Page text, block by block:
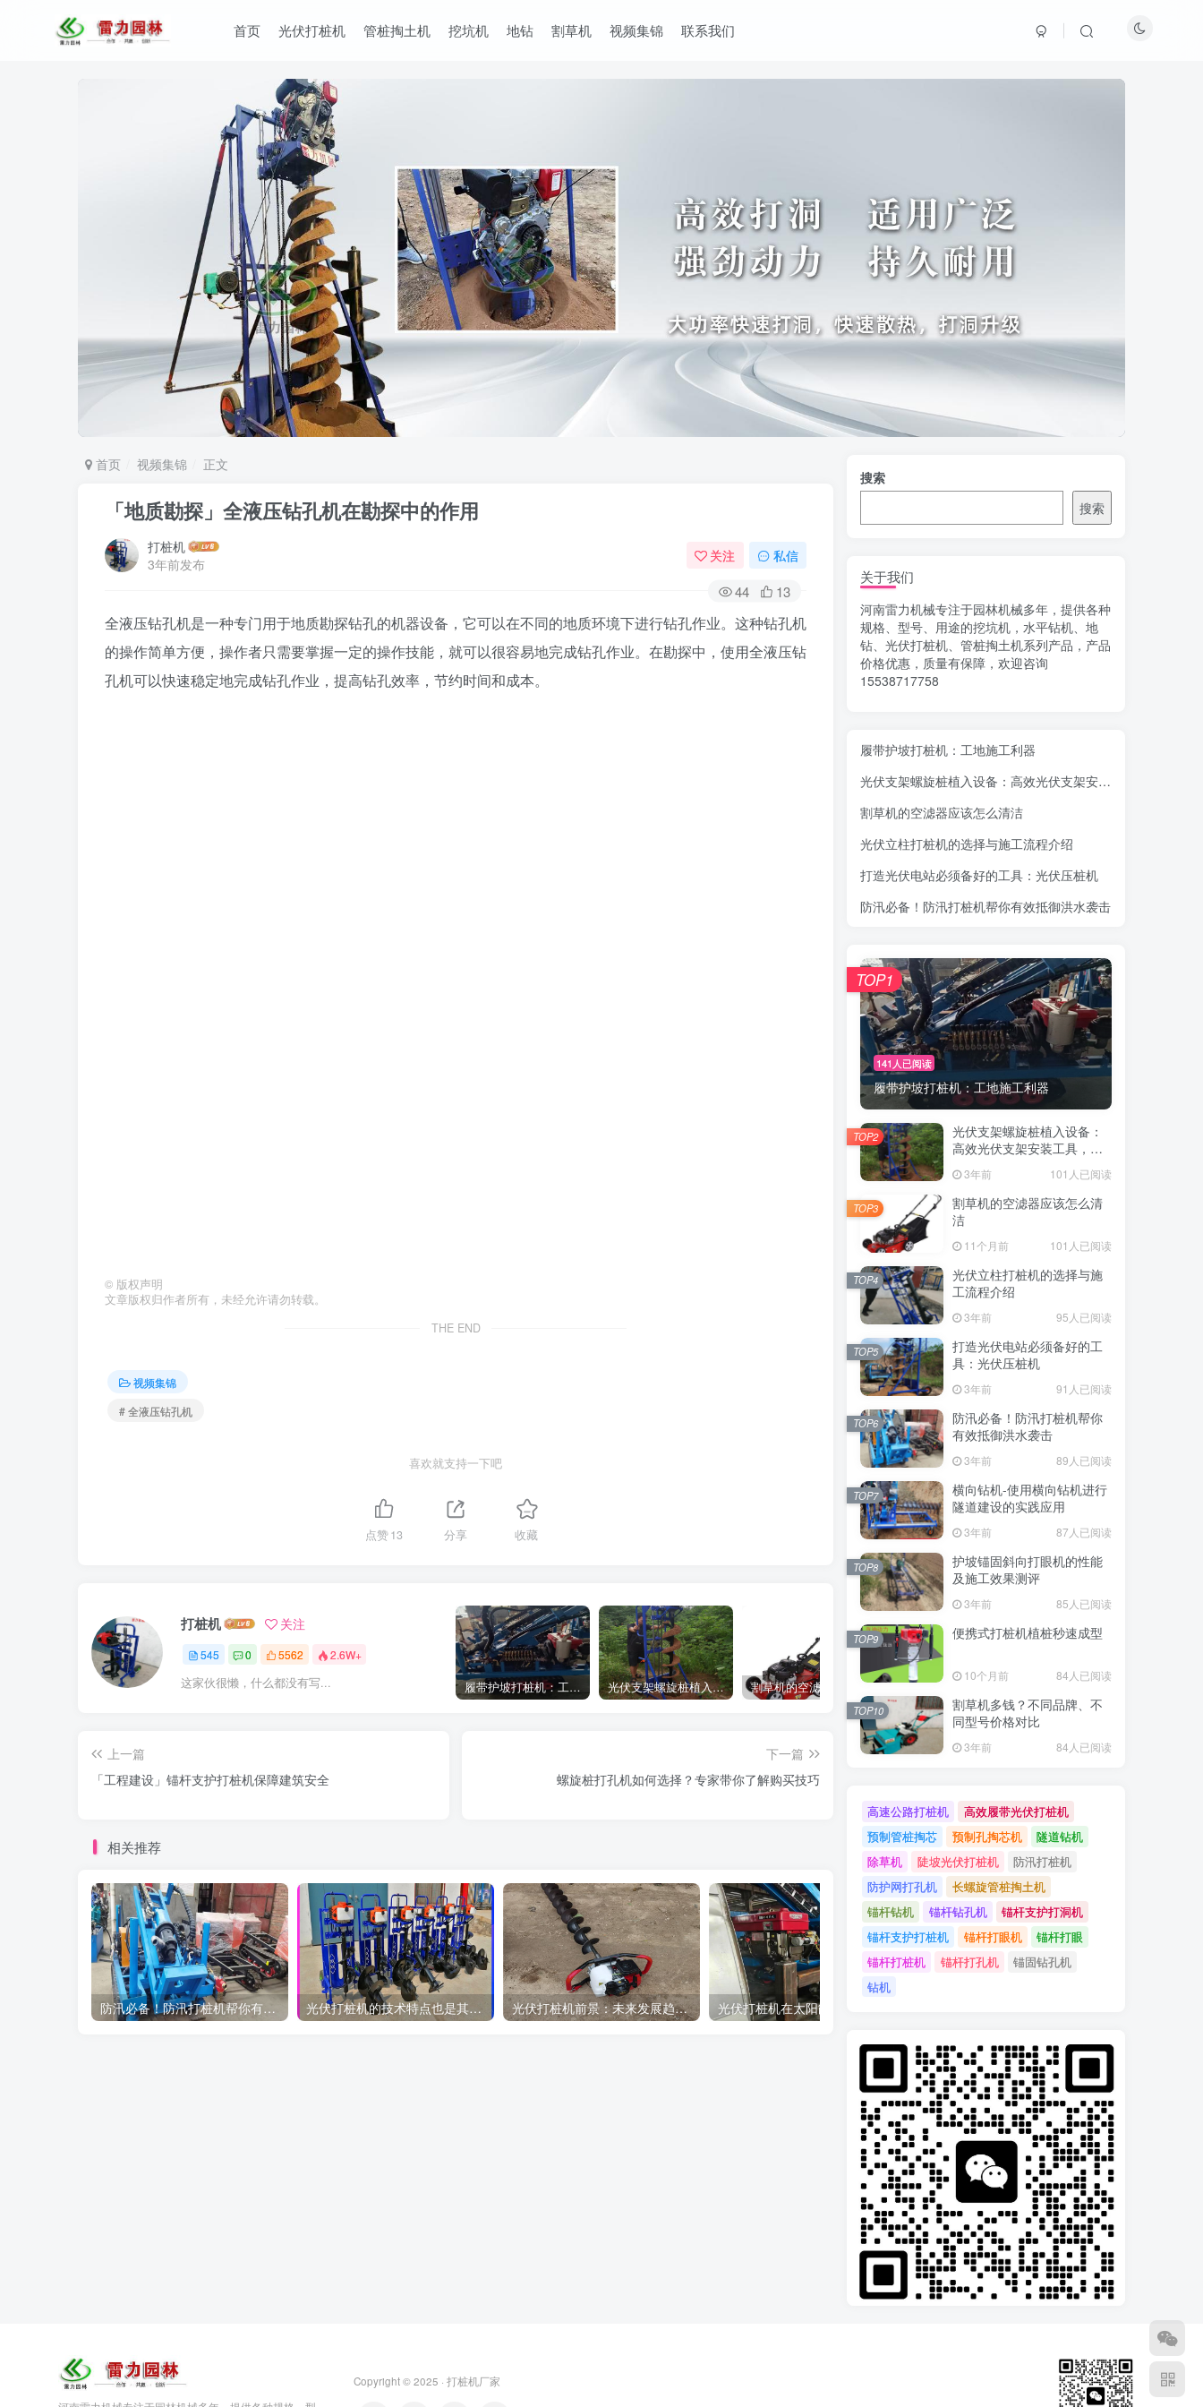
首页 光伏打桩机 管桩掏土机 挖坑机 地钻 割草机 视频集锦 联系我们
首页 视频集锦 正文
「地质勘探」全液压钻孔机在勘探中的作用
打桩机
3年前发布
关注 私信
44 13
全液压钻孔机是一种专门用于地质勘探钻孔的机器设备，它可以在不同的地质环境下进行钻孔作业。这种钻孔机
的操作简单方便，操作者只需要掌握一定的操作技能，就可以很容易地完成钻孔作业。在勘探中，使用全液压钻
孔机可以快速稳定地完成钻孔作业，提高钻孔效率，节约时间和成本。
© 版权声明
文章版权归作者所有，未经允许请勿转载。
THE END
视频集锦
# 全液压钻孔机
喜欢就支持一下吧
点赞13 分享 收藏
打桩机 关注
545 0 5562 2.6W+
这家伙很懒，什么都没有写... 履带护坡打桩机：工地施工利器 光伏支架螺旋桩植入设备：高效光伏支架安装工具，螺旋桩植入快速稳固 割草机的空滤器应该怎么清洁 光伏立柱打桩机的选择与施工流程介绍
上一篇
「工程建设」锚杆支护打桩机保障建筑安全
下一篇
螺旋桩打孔机如何选择？专家带你了解购买技巧
相关推荐
防汛必备！防汛打桩机帮你有效抵御洪水袭击 光伏打桩机的技术特点也是其在光伏项目中的优势所在 光伏打桩机前景：未来发展趋势，前景可观
搜索
搜索
关于我们
河南雷力机械专注于园林机械多年，提供各种
规格、型号、用途的挖坑机，水平钻机、地
钻、光伏打桩机、管桩掏土机系列产品，产品
价格优惠，质量有保障，欢迎咨询
15538717758
履带护坡打桩机：工地施工利器
光伏支架螺旋桩植入设备：高效光伏支架安装工具，螺旋桩植入快速稳固
割草机的空滤器应该怎么清洁
光伏立柱打桩机的选择与施工流程介绍
打造光伏电站必须备好的工具：光伏压桩机
防汛必备！防汛打桩机帮你有效抵御洪水袭击
141人已阅读
履带护坡打桩机：工地施工利器
TOP1
光伏支架螺旋桩植入设备：
高效光伏支架安装工具，螺
3年前 101人已阅读
TOP2
割草机的空滤器应该怎么清
洁
11个月前 101人已阅读
TOP3
光伏立柱打桩机的选择与施
工流程介绍
3年前 95人已阅读
TOP4
打造光伏电站必须备好的工
具：光伏压桩机
3年前 91人已阅读
TOP5
防汛必备！防汛打桩机帮你
有效抵御洪水袭击
3年前 89人已阅读
TOP6
横向钻机-使用横向钻机进行
隧道建设的实践应用
3年前 87人已阅读
TOP7
护坡锚固斜向打眼机的性能
及施工效果测评
3年前 85人已阅读
TOP8
便携式打桩机植桩秒速成型
10个月前 84人已阅读
TOP9
割草机多钱？不同品牌、不
同型号价格对比
3年前 84人已阅读
TOP10
高速公路打桩机
高效履带光伏打桩机
预制管桩掏芯
预制孔掏芯机
隧道钻机
除草机
陡坡光伏打桩机
防汛打桩机
防护网打孔机
长螺旋管桩掏土机
锚杆钻机
锚杆钻孔机
锚杆支护打洞机
锚杆支护打桩机
锚杆打眼机
锚杆打眼
锚杆打桩机
锚杆打孔机
锚固钻孔机
钻机
Copyright © 2025 · 打桩机厂家